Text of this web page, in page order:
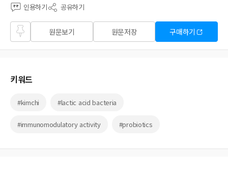
인용하기 공유하기
즐겨
찾기
원문보기 원문저장 구매하기
키워드
#kimchi #lactic acid bacteria
#immunomodulatory activity #probiotics